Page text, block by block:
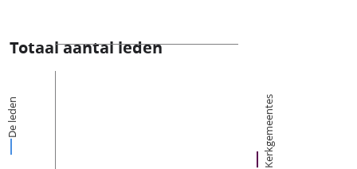
Totaal aantal leden
De leden Kerkgemeentes